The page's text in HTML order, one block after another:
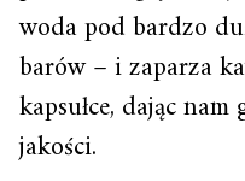
woda pod bardzo
barów – i zaparza
kapsułce, dając
jakości.